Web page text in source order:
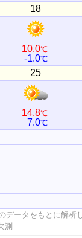
18
10.0℃
-1.0℃
25
14.8℃
7.0℃
データをもとに解